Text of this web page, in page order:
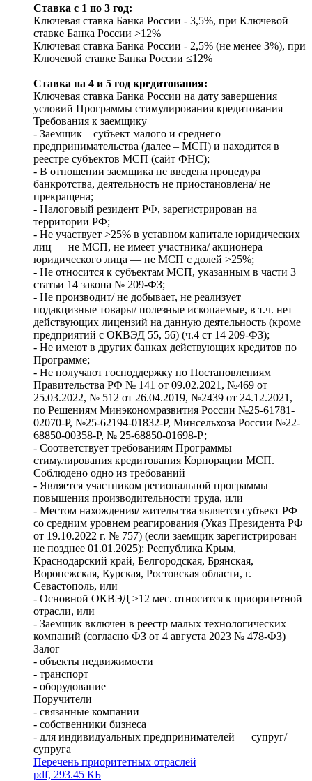
Ставка с 1 по 3 год:
Ключевая ставка Банка России - 3,5%, при Ключевой
ставке Банка России >12%
Ключевая ставка Банка России - 2,5% (не менее 3%), при
Ключевой ставке Банка России ≤12%
Ставка на 4 и 5 год кредитования:
Ключевая ставка Банка России на дату завершения
условий Программы стимулирования кредитования
Требования к заемщику
- Заемщик – субъект малого и среднего
предпринимательства (далее – МСП) и находится в
реестре субъектов МСП (сайт ФНС);
- В отношении заемщика не введена процедура
банкротства, деятельность не приостановлена/ не
прекращена;
- Налоговый резидент РФ, зарегистрирован на
территории РФ;
- Не участвует >25% в уставном капитале юридических
лиц — не МСП, не имеет участника/ акционера
юридического лица — не МСП с долей >25%;
- Не относится к субъектам МСП, указанным в части 3
статьи 14 закона № 209-ФЗ;
- Не производит/ не добывает, не реализует
подакцизные товары/ полезные ископаемые, в т.ч. нет
действующих лицензий на данную деятельность (кроме
предприятий с ОКВЭД 55, 56) (ч.4 ст 14 209-ФЗ);
- Не имеют в других банках действующих кредитов по
Программе;
- Не получают господдержку по Постановлениям
Правительства РФ № 141 от 09.02.2021, №469 от
25.03.2022, № 512 от 26.04.2019, №2439 от 24.12.2021,
по Решениям Минэкономразвития России №25-61781-
02070-Р, №25-62194-01832-Р, Минсельхоза России №22-
68850-00358-Р, № 25-68850-01698-Р;
- Соответствует требованиям Программы
стимулирования кредитования Корпорации МСП.
Соблюдено одно из требований
- Является участником региональной программы
повышения производительности труда, или
- Местом нахождения/ жительства является субъект РФ
со средним уровнем реагирования (Указ Президента РФ
от 19.10.2022 г. № 757) (если заемщик зарегистрирован
не позднее 01.01.2025): Республика Крым,
Краснодарский край, Белгородская, Брянская,
Воронежская, Курская, Ростовская области, г.
Севастополь, или
- Основной ОКВЭД ≥12 мес. относится к приоритетной
отрасли, или
- Заемщик включен в реестр малых технологических
компаний (согласно ФЗ от 4 августа 2023 № 478-ФЗ)
Залог
- объекты недвижимости
- транспорт
- оборудование
Поручители
- связанные компании
- собственники бизнеса
- для индивидуальных предпринимателей — супруг/
супруга
Перечень приоритетных отраслей
pdf, 293.45 КБ